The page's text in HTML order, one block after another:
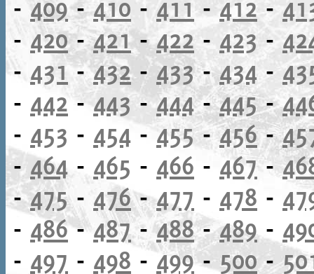
-409-410 - 411-412 -
- 420-421-422 - 423 -
- 431-432-433-434-
- 442 -443 -444-445-
- 453 - 454 -455-456-
- 464 - 465 - 466 - 467-
-475- 476-477 - 478 -
- 486-487-488-489-
- 497 - 498 -499- 500-